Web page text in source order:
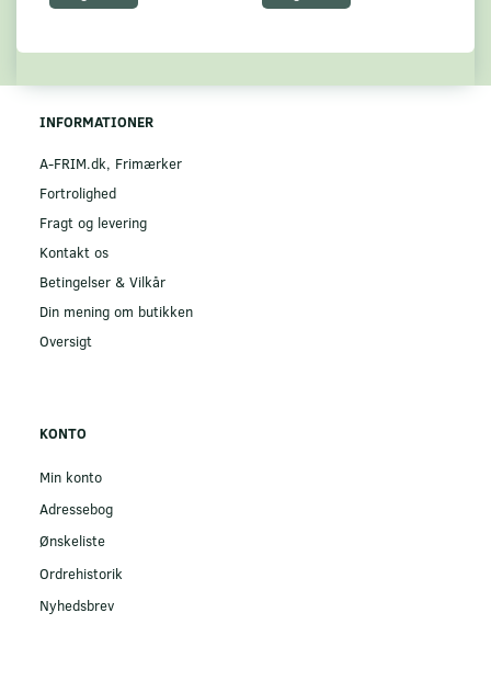
INFORMATIONER
A-FRIM.dk, Frimærker
Fortrolighed
Fragt og levering
Kontakt os
Betingelser & Vilkår
Din mening om butikken
Oversigt
KONTO
Min konto
Adressebog
Ønskeliste
Ordrehistorik
Nyhedsbrev